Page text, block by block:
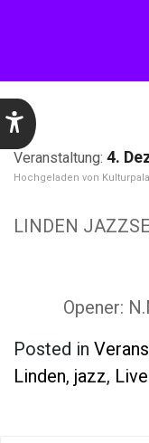
4.
LINDEN
Opener:
Posted in
Linden, jazz,